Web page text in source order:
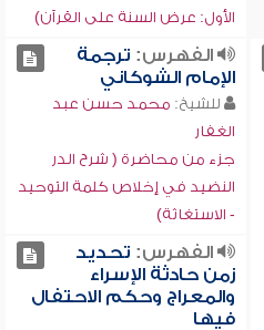
الأول: عرض السنة على القرآن)
الفهرس: ترجمة
الإمام الشوكاني
للشيخ: محمد حسن عبد
الغفار
جزء من محاضرة ( شرح الدر
النضيد في إخلاص كلمة التوحيد
- الاستغاثة)
الفهرس: تحديد
زمن حادثة الإسراء
والمعراج وحكم الاحتفال
فيها